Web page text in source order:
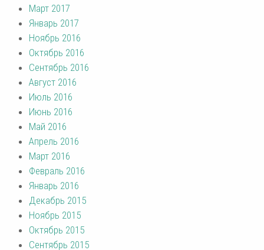
Март 2017
Январь 2017
Ноябрь 2016
Октябрь 2016
Сентябрь 2016
Август 2016
Июль 2016
Июнь 2016
Май 2016
Апрель 2016
Март 2016
Февраль 2016
Январь 2016
Декабрь 2015
Ноябрь 2015
Октябрь 2015
Сентябрь 2015